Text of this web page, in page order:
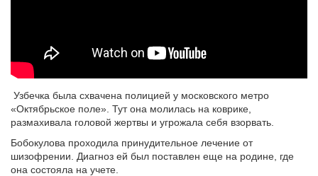
Узбечка была схвачена полицией у московского метро
«Октябрьское поле». Тут она молилась на коврике,
размахивала головой жертвы и угрожала себя взорвать.
Бобокулова проходила принудительное лечение от
шизофрении. Диагноз ей был поставлен еще на родине, где
она состояла на учете.